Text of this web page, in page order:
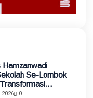
Hamzanwadi
Se-Lombok
Asistensi
2026 0